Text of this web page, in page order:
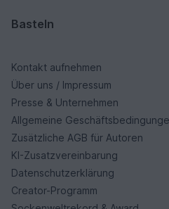
Basteln
Kontakt aufnehmen
Über uns / Impressum
Presse & Unternehmen
Allgemeine
Zusätzliche AGB für Autoren
KI-Zusatzvereinbarung
Datenschutzerklärung
Creator-Programm